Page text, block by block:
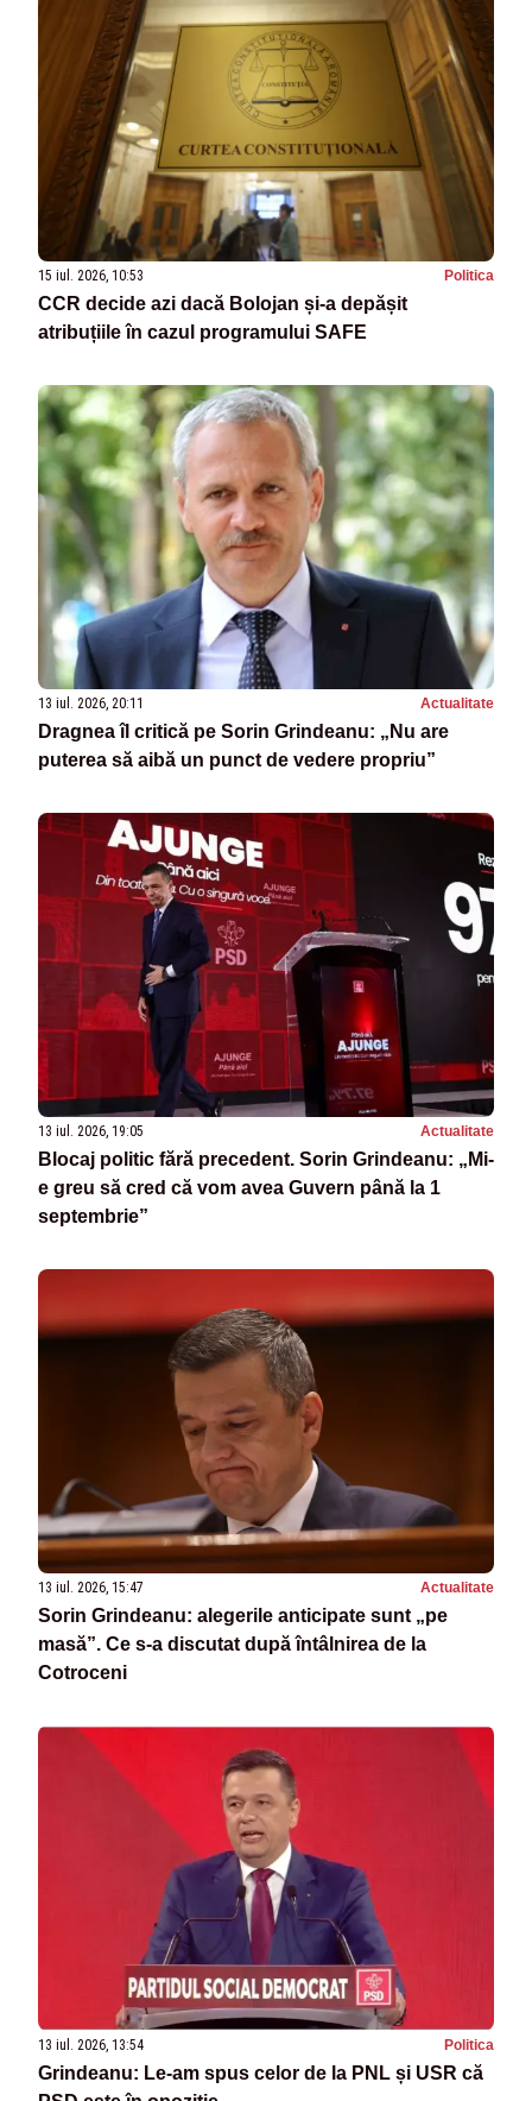
15 iul. 2026, 10:53 Politica
CCR decide azi dacă Bolojan și-a depășit
atribuțiile în cazul programului SAFE
13 iul. 2026, 20:11 Actualitate
Dragnea îl critică pe Sorin Grindeanu: „Nu are
puterea să aibă un punct de vedere propriu”
13 iul. 2026, 19:05 Actualitate
Blocaj politic fără precedent. Sorin Grindeanu: „Mi-
e greu să cred că vom avea Guvern până la 1
septembrie”
13 iul. 2026, 15:47 Actualitate
Sorin Grindeanu: alegerile anticipate sunt „pe
masă”. Ce s-a discutat după întâlnirea de la
Cotroceni
13 iul. 2026, 13:54 Politica
Grindeanu: Le-am spus celor de la PNL și USR că